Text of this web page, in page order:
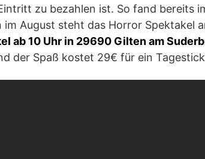
zu bezahlen ist. So fand bereits
August steht das Horror Spektakel
ab 10 Uhr in 29690 Gilten am
der Spaß kostet 29€ für ein